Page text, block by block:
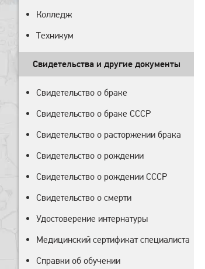
Колледж
Техникум
Свидетельства и другие документы
Свидетельство о браке
Свидетельство о браке СССР
Свидетельство о расторжении брака
Свидетельство о рождении
Свидетельство о рождении СССР
Свидетельство о смерти
Удостоверение интернатуры
Медицинский сертификат специалиста
Справки об обучении